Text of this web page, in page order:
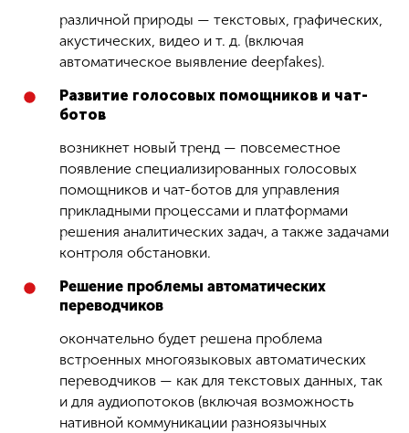
различной природы — текстовых, графических,
акустических, видео и т. д. (включая
автоматическое выявление deepfakes).
Развитие голосовых помощников и чат-
ботов
возникнет новый тренд — повсеместное
появление специализированных голосовых
помощников и чат-ботов для управления
прикладными процессами и платформами
решения аналитических задач, а также задачами
контроля обстановки.
Решение проблемы автоматических
переводчиков
окончательно будет решена проблема
встроенных многоязыковых автоматических
переводчиков — как для текстовых данных, так
и для аудиопотоков (включая возможность
нативной коммуникации разноязычных